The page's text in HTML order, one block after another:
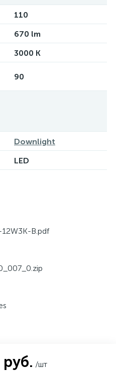
110
670 lm
3000 K
90
Downlight
LED
B.pdf
/шт